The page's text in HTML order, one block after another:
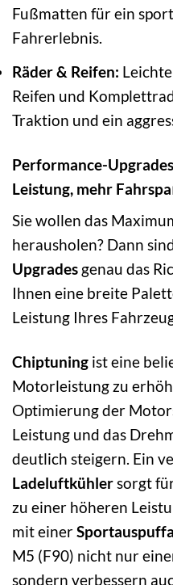
Fußmatten für ein
Fahrerlebnis.
Räder & Reifen:
Reifen und
Traktion und ein
Performance-
Leistung, mehr
Sie wollen das
herausholen? Dann
Upgrades genau das
Ihnen eine breite
Leistung Ihres
Chiptuning ist eine
Motorleistung zu
Optimierung der
Leistung und das
deutlich steigern. Ein
Ladeluftkühlersorgt
zu einer höheren
mit einer
M5 (F90) nicht nur
sondern verbessern